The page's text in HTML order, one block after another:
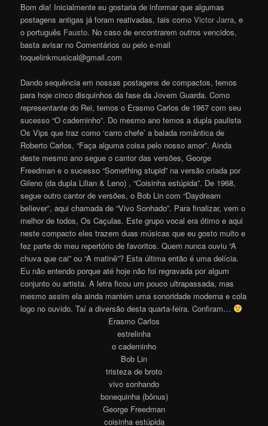
Bom dia! Inicialmente eu gostaria de informar que algumas
postagens antigas já foram reativadas, tais comoVictor Jarra, e
o português Fausto. No caso de encontrarem outros vencidos,
basta avisar no Comentários ou pelo e-mail
toquelinkmusical@gmail.com
Dando sequência em nossas postagens de compactos, temos
para hoje cinco disquinhos da fase da Jovem Guarda. Como
representante do Rei, temos o Erasmo Carlos de 1967 com seu
sucesso “O caderninho”. Do mesmo ano temos a dupla paulista
Os Vips que traz como ‘carro chefe’ a balada romântica de
Roberto Carlos, “Faça alguma coisa pelo nosso amor”. Ainda
deste mesmo ano segue o cantor das versões, George
Freedman e o sucesso “Something stupid” na versão criada por
Gileno (da dupla Lilian & Leno) , “Coisinha estúpida”. De 1968,
segue outro cantor de versões, o Bob Lin com “Daydream
believer”, aqui chamada de “Vivo Sonhado”. Para finalizar, vem o
melhor de todos, Os Caçulas. Este grupo vocal era ótimo e aqui
neste compacto eles trazem duas músicas que eu gosto muito e
fez parte do meu repertório de favoritos. Quem nunca ouviu “A
chuva que cai” ou “A matinê”? Esta última então é uma delícia.
Eu não entendo porque até hoje não foi regravada por algum
conjunto ou artista. A letra ficou um pouco ultrapassada, mas
mesmo assim ela ainda mantém uma sonoridade moderna e cola
logo no ouvido. Taí a diversão desta quarta-feira. Confiram…
Erasmo Carlos
estrelinha
o caderninho
Bob Lin
tristeza de broto
vivo sonhando
bonequinha (bônus)
George Freedman
coisinha estúpida